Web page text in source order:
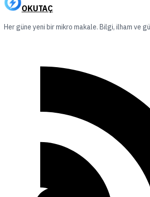
OKUTAÇ
Her güne yeni bir mikro makale. Bilgi, ilham ve